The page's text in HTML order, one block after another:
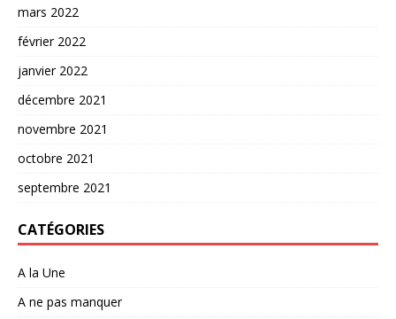
mars 2022
février 2022
janvier 2022
décembre 2021
novembre 2021
octobre 2021
septembre 2021
CATÉGORIES
A la Une
A ne pas manquer